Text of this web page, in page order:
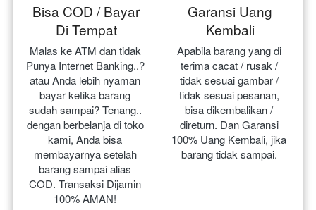
Bisa COD / Bayar
Di Tempat
Malas ke ATM dan tidak
Punya Internet Banking..?
atau Anda lebih nyaman
bayar ketika barang
sudah sampai? Tenang..
dengan berbelanja di toko
kami, Anda bisa
membayarnya setelah
barang sampai alias
COD. Transaksi Dijamin
100% AMAN!
Garansi Uang
Kembali
Apabila barang yang di
terima cacat / rusak /
tidak sesuai gambar /
tidak sesuai pesanan,
bisa dikembalikan /
direturn. Dan Garansi
100% Uang Kembali, jika
barang tidak sampai.